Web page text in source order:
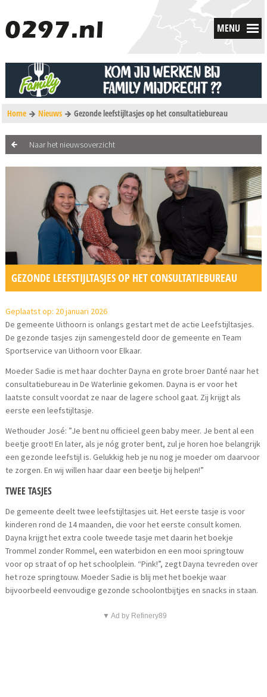
MENU
Home Nieuws Gezonde leefstijltasjes op het consultatiebureau
Naar het nieuwsoverzicht
GEZONDE LEEFSTIJLTASJES OP HET CONSULTATIEBUREAU
Geplaatst op: 20 januari 2026
De gemeente Uithoorn is onlangs gestart met de actie Leefstijltasjes.
De gezonde tasjes zijn samengesteld door de gemeente en Team
Sportservice van Uithoorn voor Elkaar.
Moeder Sadie is met haar dochter Dayna en grote broer Danté naar het
consultatiebureau in De Waterlinie gekomen. Dayna is er voor het
laatste consult voordat ze naar de lagere school gaat. Zij krijgt als
eerste een leefstijltasje.
Wethouder José: ”Je bent nu officieel geen baby meer. Je bent al een
beetje groot! En later, als je nóg groter bent, zul je horen hoe belangrijk
een gezonde leefstijl is. Gelukkig heb je nu nog je moeder om daarvoor
te zorgen. En wij willen haar daar een beetje bij helpen!”
TWEE TASJES
De gemeente deelt twee leefstijltasjes uit. Het eerste tasje is voor
kinderen rond de 14 maanden, die voor het eerste consult komen.
Dayna krijgt het extra coole tweede tasje met daarin het boekje
Trommel zonder Rommel, een waterbidon en een mooi springtouw
voor op straat of op het schoolplein. “Pink!”, zegt Dayna tevreden over
het roze springtouw. Moeder Sadie is blij met het boekje waar
bijvoorbeeld eenvoudige gezonde schoolontbijtjes en snacks in staan.
▼ Ad by Refinery89